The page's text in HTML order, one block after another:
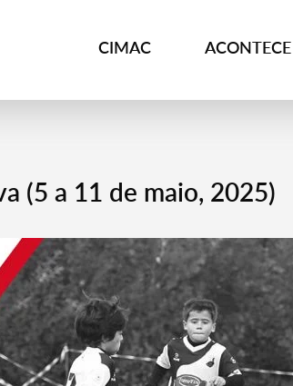
CIMAC ACONTECE
(5 a 11 de maio, 2025)